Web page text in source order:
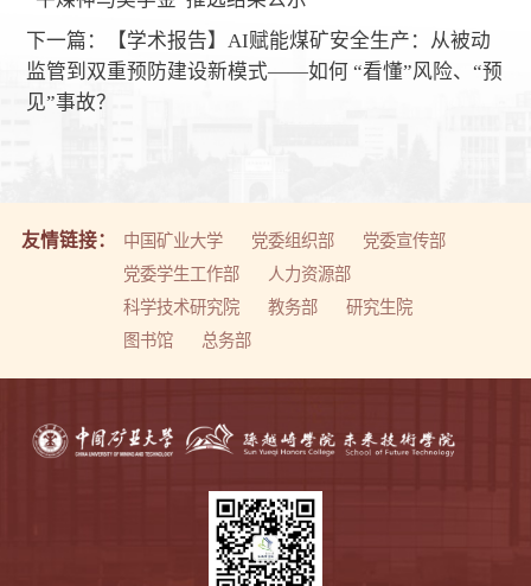
下一篇：
【学术报告】AI赋能煤矿安全生产：从被动
监管到双重预防建设新模式——如何 “看懂”风险、“预
见”事故？
友情链接： 中国矿业大学 党委组织部
党委宣传部
党委学生工作部
人力资源部
科学技术研究院
教务部
研究生院
图书馆
总务部